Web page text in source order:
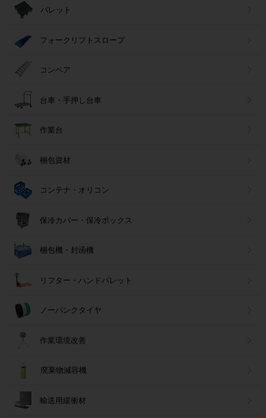
パレット
フォークリフトスロープ
コンベア
台車・手押し台車
作業台
梱包資材
コンテナ・オリコン
保冷カバー・保冷ボックス
梱包機・封函機
リフター・ハンドパレット
ノーパンクタイヤ
作業環境改善
廃棄物減容機
輸送用緩衝材